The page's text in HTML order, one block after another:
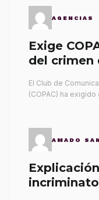
AGENCIAS
Exige
del crimen
El Club de
(COPAC) ha
AMADO